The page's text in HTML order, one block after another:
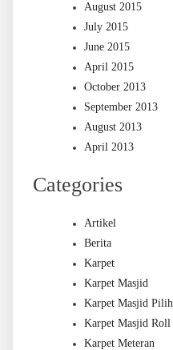
August 2015
July 2015
June 2015
April 2015
October 2013
September 2013
August 2013
April 2013
Categories
Artikel
Berita
Karpet
Karpet Masjid
Karpet Masjid
Karpet Masjid Roll
Karpet Meteran